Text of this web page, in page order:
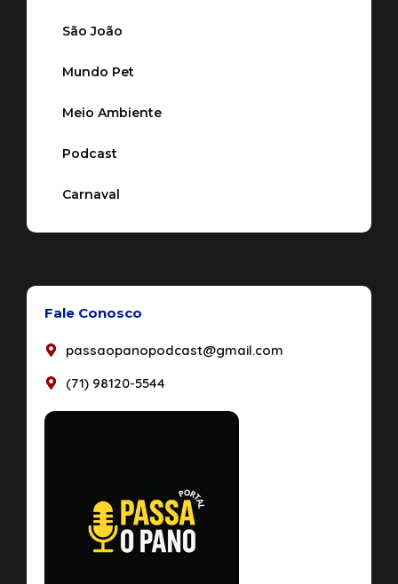
São João
Mundo Pet
Meio Ambiente
Podcast
Carnaval
Fale Conosco
passaopanopodcast@gmail.com
(71) 98120-5544